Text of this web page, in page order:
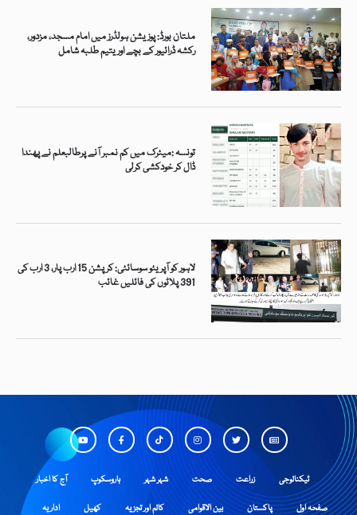
ملتان بورڈ: پوزیشن ہولڈرز میں امام مسجد، مزدور،
رکشہ ڈرائیور کے بچے اور یتیم طلبہ شامل
تونسہ :میٹرک میں کم نمبر آنے پرطالبعلم نے پھندا
ڈال کر خودکشی کرلی
لاہور کو آپریٹو سوسائٹی: کرپشن 15 ارب پار، 3 ارب کی
391 پلاٹوں کی فائلیں غائب
آج کا اخبار ہاروسکوپ شہر شہر صحت زراعت ٹیکنالوجی
اداریہ کھیل کالم اور تجزیہ بین الاقوامی پاکستان صفحہ اول